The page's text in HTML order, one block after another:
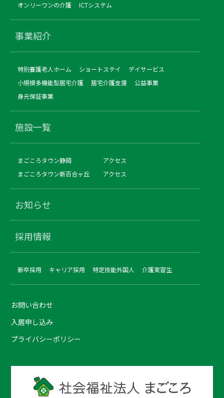
オンリーワンの介護 ICTシステム
事業紹介
特別養護老人ホーム ショートステイ
デイサービス
小規模多機能型居宅介護
居宅介護支援
公益事業
身元保証事業
施設一覧
まごころタウン静岡
アクセス
まごころタウン新百合ヶ丘
アクセス
お知らせ
採用情報
新卒採用 キャリア採用 特定技能外国人 介護実習生
お問い合わせ
入居申し込み
プライバシーポリシー